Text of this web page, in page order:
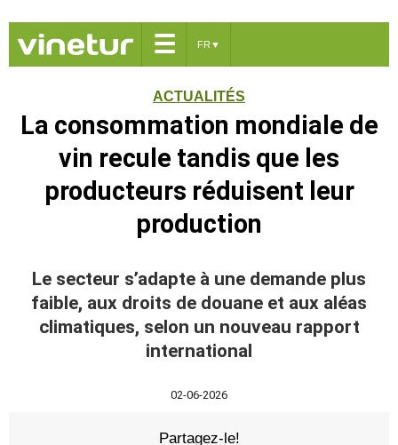
☰ FR ▼
ACTUALITÉS
La consommation mondiale de
vin recule tandis que les
producteurs réduisent leur
production
Le secteur s’adapte à une demande plus
faible, aux droits de douane et aux aléas
climatiques, selon un nouveau rapport
international
02-06-2026
Partagez-le!